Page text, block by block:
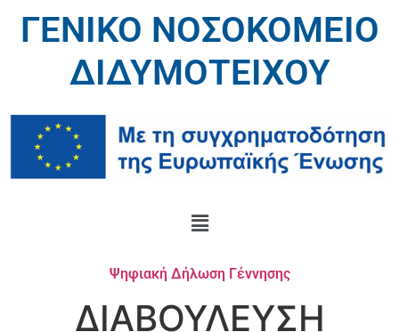
ΓΕΝΙΚΟ ΝΟΣΟΚΟΜΕΙΟ
ΔΙΔΥΜΟΤΕΙΧΟΥ
Ψηφιακή Δήλωση Γέννησης
ΔΙΑΒΟΥΛΕΥΣΗ